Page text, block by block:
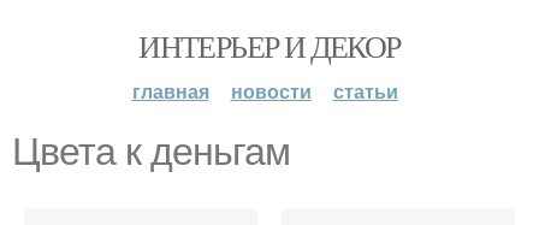
ИНТЕРЬЕР И ДЕКОР
главная новости статьи
Цвета к деньгам